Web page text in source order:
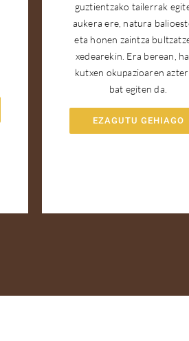
guztientzako tailerrak
aukera ere, natura
eta honen zaintza
xedearekin. Era berean,
kutxen okupazioaren
bat egiten da.
EZAGUTU GEHIAGO